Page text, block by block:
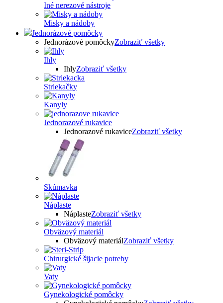
Iné nerezové nástroje
Misky a nádoby
Jednorázové pomôcky
Jednorázové pomôckyZobraziť všetky
Ihly
IhlyZobraziť všetky
Striekačky
Kanyly
Jednorazové rukavice
Jednorazové rukaviceZobraziť všetky
Skúmavka
Náplaste
NáplasteZobraziť všetky
Obväzový materiál
Obväzový materiálZobraziť všetky
Chirurgické šijacie potreby
Vaty
Gynekologické pomôcky